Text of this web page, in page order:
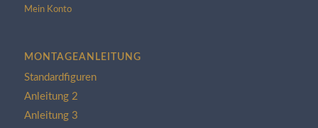
Mein Konto
MONTAGEANLEITUNG
Standardfiguren
Anleitung 2
Anleitung 3